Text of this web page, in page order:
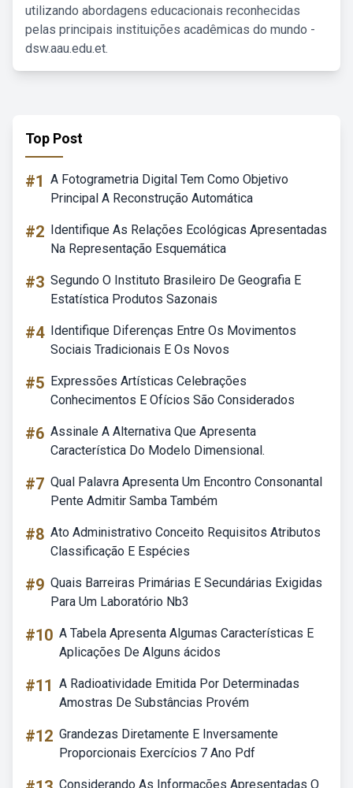
utilizando abordagens educacionais reconhecidas
pelas principais instituições acadêmicas do mundo -
dsw.aau.edu.et.
Top Post
#1 A Fotogrametria Digital Tem Como Objetivo
Principal A Reconstrução Automática
#2 Identifique As Relações Ecológicas Apresentadas
Na Representação Esquemática
#3 Segundo O Instituto Brasileiro De Geografia E
Estatística Produtos Sazonais
#4 Identifique Diferenças Entre Os Movimentos
Sociais Tradicionais E Os Novos
#5 Expressões Artísticas Celebrações
Conhecimentos E Ofícios São Considerados
#6 Assinale A Alternativa Que Apresenta
Característica Do Modelo Dimensional.
#7 Qual Palavra Apresenta Um Encontro Consonantal
Pente Admitir Samba Também
#8 Ato Administrativo Conceito Requisitos Atributos
Classificação E Espécies
#9 Quais Barreiras Primárias E Secundárias Exigidas
Para Um Laboratório Nb3
#10 A Tabela Apresenta Algumas Características E
Aplicações De Alguns ácidos
#11 A Radioatividade Emitida Por Determinadas
Amostras De Substâncias Provém
#12 Grandezas Diretamente E Inversamente
Proporcionais Exercícios 7 Ano Pdf
Considerando As Informações Apresentadas O